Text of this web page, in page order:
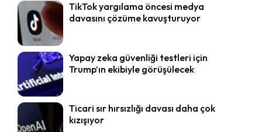
TikTok yargılama öncesi medya
davasını çözüme kavuşturuyor
Yapay zeka güvenliği testleri için
Trump’ın ekibiyle görüşülecek
Ticari sır hırsızlığı davası daha çok
kızışıyor